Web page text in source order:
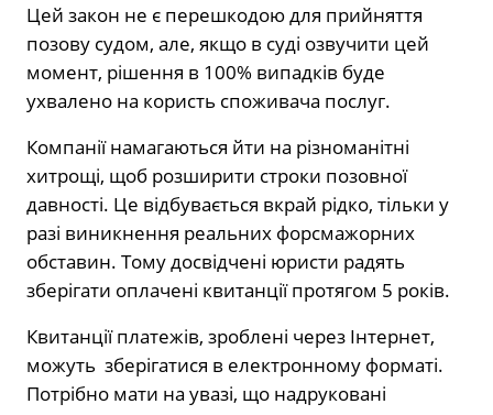
Цей закон не є перешкодою для прийняття
позову судом, але, якщо в суді озвучити цей
момент, рішення в 100% випадків буде
ухвалено на користь споживача послуг.
Компанії намагаються йти на різноманітні
хитрощі, щоб розширити строки позовної
давності. Це відбувається вкрай рідко, тільки у
разі виникнення реальних форсмажорних
обставин. Тому досвідчені юристи радять
зберігати оплачені квитанції протягом 5 років.
Квитанції платежів, зроблені через Інтернет,
можуть зберігатися в електронному форматі.
Потрібно мати на увазі, що надруковані